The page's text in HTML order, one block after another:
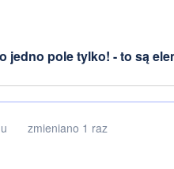
jedno pole tylko! - to są
zmieniano 1 raz